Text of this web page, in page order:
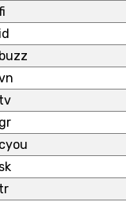
id
buzz
tv
gr
cyou
sk
tr